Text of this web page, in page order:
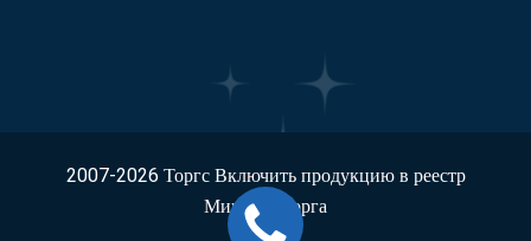
2007-2026ТоргсВключить продукцию в реестр
Минпромторга